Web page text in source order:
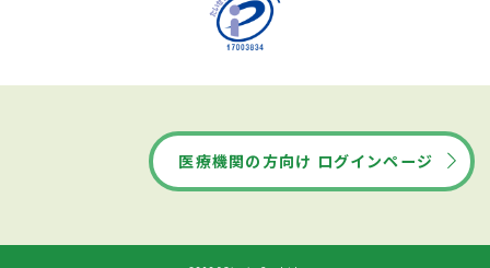
医療機関の方向け ログインページ